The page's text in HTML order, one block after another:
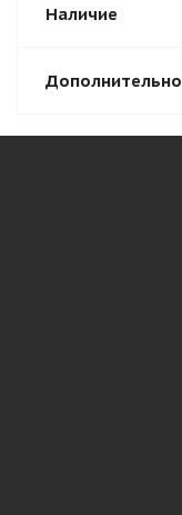
Наличие
Дополнительно